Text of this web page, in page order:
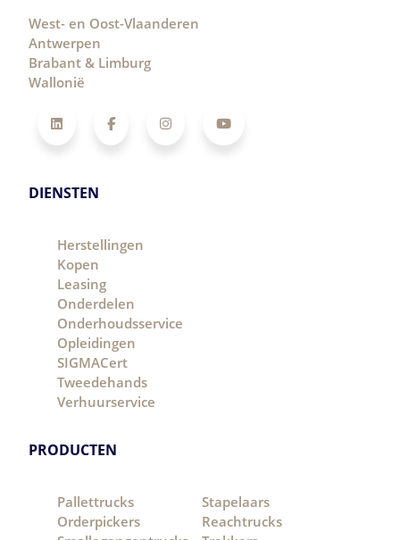
West- en Oost-Vlaanderen
Antwerpen
Brabant & Limburg
Wallonië
LinkedInFacebookInstagramYouTube
DIENSTEN
Herstellingen
Kopen
Leasing
Onderdelen
Onderhoudsservice
Opleidingen
SIGMACert
Tweedehands
Verhuurservice
PRODUCTEN
Pallettrucks
Stapelaars
Orderpickers
Reachtrucks